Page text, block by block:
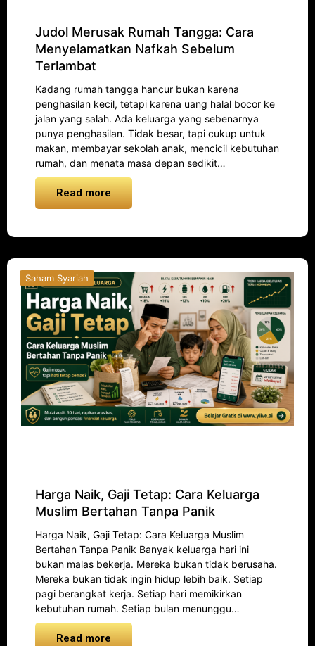
Judol Merusak Rumah Tangga: Cara
Menyelamatkan Nafkah Sebelum
Terlambat
Kadang rumah tangga hancur bukan karena
penghasilan kecil, tetapi karena uang halal bocor ke
jalan yang salah. Ada keluarga yang sebenarnya
punya penghasilan. Tidak besar, tapi cukup untuk
makan, membayar sekolah anak, mencicil kebutuhan
rumah, dan menata masa depan sedikit…
Read more
Saham Syariah
Harga Naik, Gaji Tetap: Cara Keluarga
Muslim Bertahan Tanpa Panik
Harga Naik, Gaji Tetap: Cara Keluarga Muslim
Bertahan Tanpa Panik Banyak keluarga hari ini
bukan malas bekerja. Mereka bukan tidak berusaha.
Mereka bukan tidak ingin hidup lebih baik. Setiap
pagi berangkat kerja. Setiap hari memikirkan
kebutuhan rumah. Setiap bulan menunggu…
Read more